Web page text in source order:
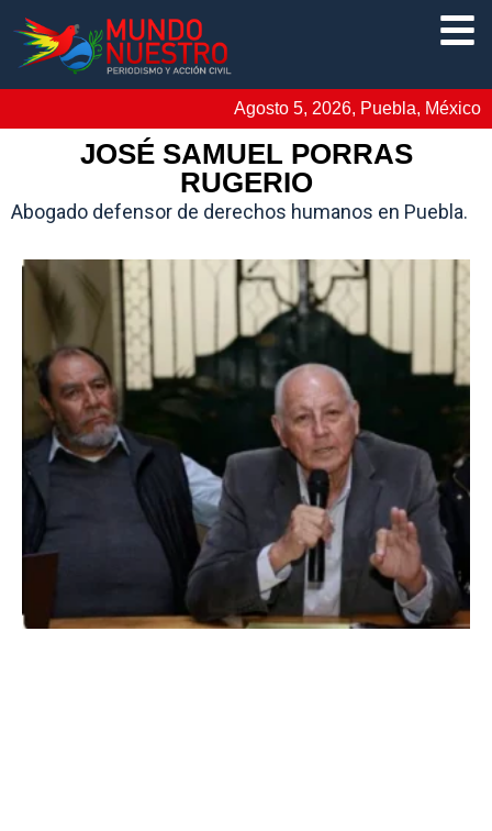
Agosto 5, 2026, Puebla, México
JOSÉ SAMUEL PORRAS
RUGERIO
Abogado defensor de derechos humanos en Puebla.